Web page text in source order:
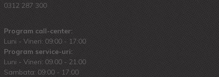
0312 287 300
Program call-center:
Luni - Vineri: 09:00 - 17:00
Program service-uri:
Luni - Vineri: 09.00 - 21:00
Sambata: 09:00 - 17:00